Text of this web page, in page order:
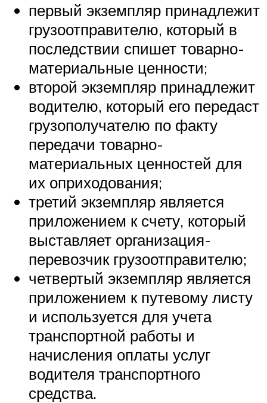
первый экземпляр принадлежит
грузоотправителю, который в
последствии спишет товарно-
материальные ценности;
второй экземпляр принадлежит
водителю, который его передаст
грузополучателю по факту
передачи товарно-
материальных ценностей для
их оприходования;
третий экземпляр является
приложением к счету, который
выставляет организация-
перевозчик грузоотправителю;
четвертый экземпляр является
приложением к путевому листу
и используется для учета
транспортной работы и
начисления оплаты услуг
водителя транспортного
средства.